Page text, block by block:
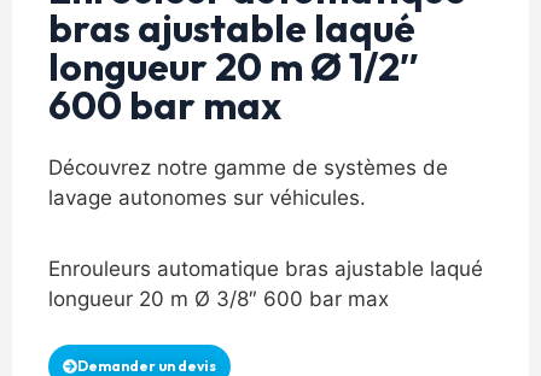
bras ajustable laqué
longueur 20 m Ø 1/2″
600 bar max
Découvrez notre gamme de systèmes de
lavage autonomes sur véhicules.
Enrouleurs automatique bras ajustable laqué
longueur 20 m Ø 3/8″ 600 bar max
Demander un devis